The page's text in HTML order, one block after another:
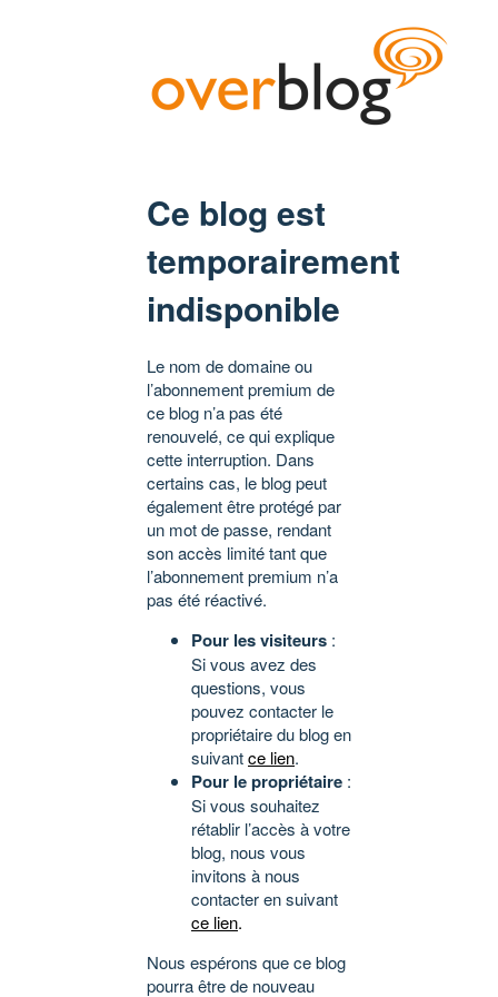
Ce blog est
temporairement
indisponible
Le nom de domaine ou
l’abonnement premium de
ce blog n’a pas été
renouvelé, ce qui explique
cette interruption. Dans
certains cas, le blog peut
également être protégé par
un mot de passe, rendant
son accès limité tant que
l’abonnement premium n’a
pas été réactivé.
Pour les visiteurs :
Si vous avez des
questions, vous
pouvez contacter le
propriétaire du blog en
suivantce lien.
Pour le propriétaire :
Si vous souhaitez
rétablir l’accès à votre
blog, nous vous
invitons à nous
contacter en suivant
ce lien.
Nous espérons que ce blog
pourra être de nouveau